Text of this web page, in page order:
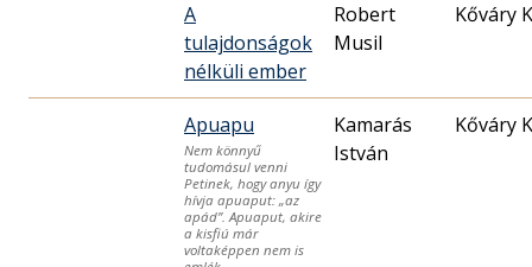
A
tulajdonságok
nélküli ember
Robert
Musil
Kőváry
Apuapu
Nem könnyű
tudomásul venni
Petinek, hogy anyu így
hívja apuaput: „az
apád”. Apuaput, akire
a kisfiú már
voltaképpen nem is
Kamarás
István
Kőváry